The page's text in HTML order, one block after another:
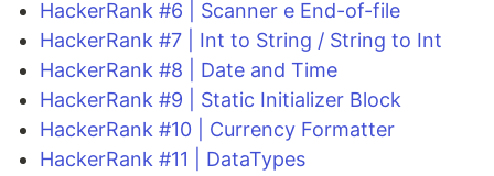
HackerRank #6 | Scanner e End-of-file
HackerRank #7 | Int to String / String to Int
HackerRank #8 | Date and Time
HackerRank #9 | Static Initializer Block
HackerRank #10 | Currency Formatter
HackerRank #11 | DataTypes